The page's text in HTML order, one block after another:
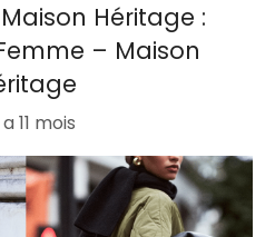
Héritage :
– Maison
11 mois